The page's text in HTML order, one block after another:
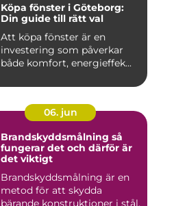
Köpa fönster i Göteborg:
Din guide till rätt val
Att köpa fönster är en
investering som påverkar
både komfort, energieffek...
06. jun
Brandskyddsmålning så
fungerar det och därför är
det viktigt
Brandskyddsmålning är en
metod för att skydda
bärande konstruktioner i stål,